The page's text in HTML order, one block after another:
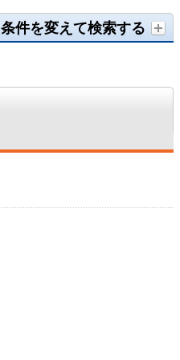
条件を変えて検索する